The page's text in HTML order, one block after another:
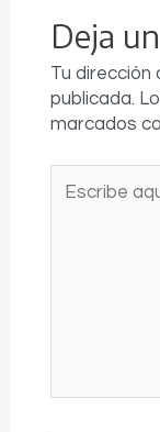
Deja
Tu
publicada.
marcados
aquí...